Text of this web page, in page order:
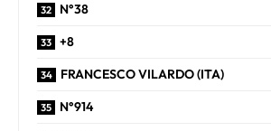
N°38
+8
FRANCESCO VILARDO (ITA)
N°914